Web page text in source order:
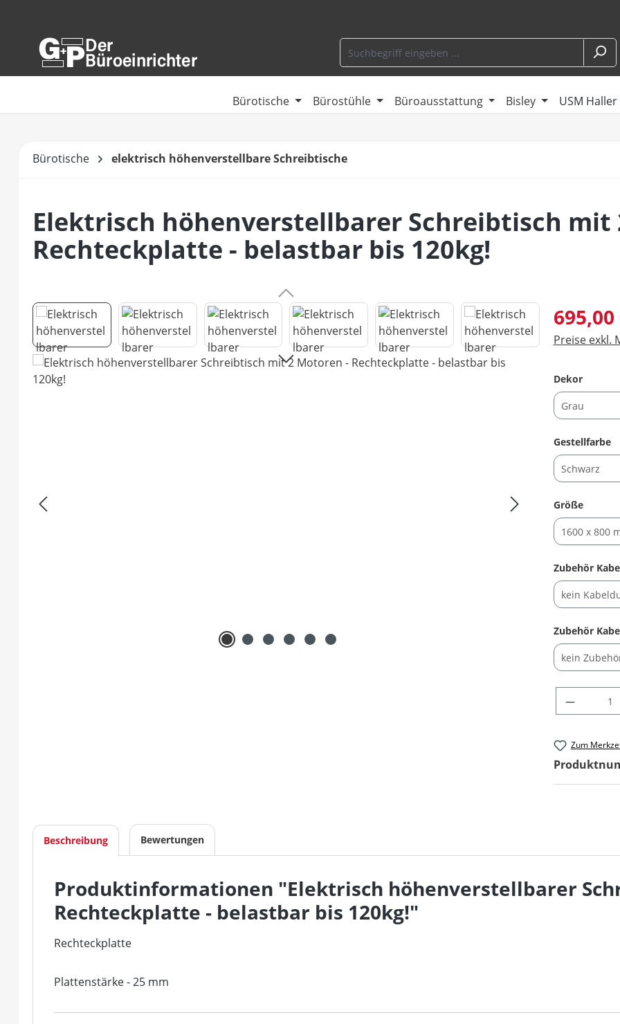
Bürotische Bürostühle Büroausstattung Bisley USM Haller
Bürotische elektrisch höhenverstellbare Schreibtische
Elektrisch höhenverstellbarer Schreibtisch mit
Rechteckplatte - belastbar bis 120kg!
Bildergalerie überspringen Regulärer
695,00
Preise exkl.
Dekor
Gestellfarbe
Größe
Zubehör
Zubehör
Produkt
Zum
Beschreibung Bewertungen
Produktinformationen "Elektrisch höhenverstellbarer
Rechteckplatte - belastbar bis 120kg!"
Rechteckplatte
Plattenstärke - 25 mm